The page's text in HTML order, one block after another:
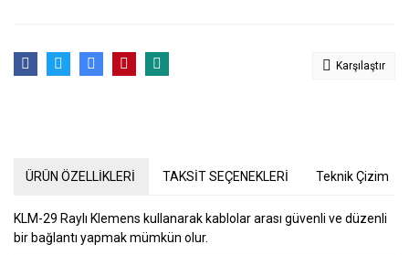
Karşılaştır
ÜRÜN ÖZELLİKLERİ TAKSİT SEÇENEKLERİ Teknik Çizim
KLM-29 Raylı Klemens kullanarak kablolar arası güvenli ve düzenli
bir bağlantı yapmak mümkün olur.